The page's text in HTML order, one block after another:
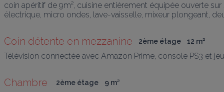
coin apéritif de 9m², cuisine entièrement équipée ouverte
électrique, micro ondes, lave-vaisselle, mixeur plongeant,
Coin détente en mezzanine 2ème étage 12 m²
Télévision connectée avec Amazon Prime, console PS3 et
Chambre 2ème étage 9 m²